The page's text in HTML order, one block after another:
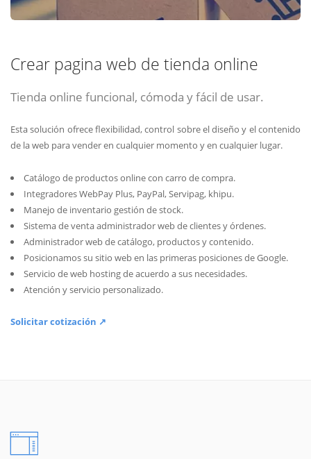
Crear pagina web de tienda online
Tienda online funcional, cómoda y fácil de usar.
Esta solución ofrece flexibilidad, control sobre el diseño y el contenido
de la web para vender en cualquier momento y en cualquier lugar.
Catálogo de productos online con carro de compra.
Integradores WebPay Plus, PayPal, Servipag, khipu.
Manejo de inventario gestión de stock.
Sistema de venta administrador web de clientes y órdenes.
Administrador web de catálogo, productos y contenido.
Posicionamos su sitio web en las primeras posiciones de Google.
Servicio de web hosting de acuerdo a sus necesidades.
Atención y servicio personalizado.
Solicitar cotización ↗